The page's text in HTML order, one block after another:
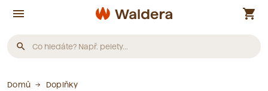
menu shopping_cart
search
Produkty
Domů Doplňky